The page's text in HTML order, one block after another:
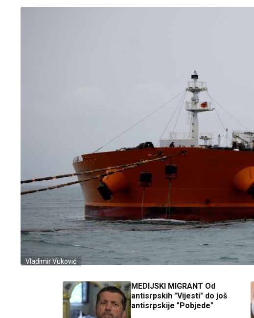
Vladimir Vuković
MEDIJSKI MIGRANT Od
antisrpskih "Vijesti" do još
antisrpskije "Pobjede"